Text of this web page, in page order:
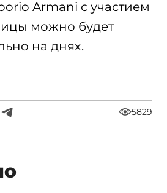
Armani с участием
можно будет
на днях.
5829